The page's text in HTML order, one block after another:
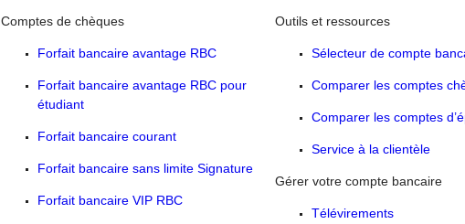
Comptes de chèques
Forfait bancaire avantage RBC
Forfait bancaire avantage RBC pour
étudiant
Forfait bancaire courant
Forfait bancaire sans limite Signature
Forfait bancaire VIP RBC
Outils et ressources
Sélecteur de compte
Comparer les comptes
Comparer les comptes
Service à la clientèle
Gérer votre compte bancaire
Télévirements